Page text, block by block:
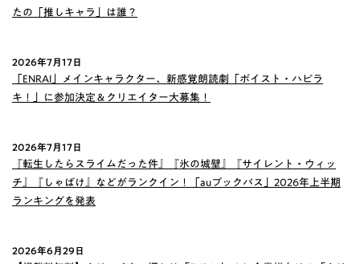
たの「推しキャラ」は誰？
2026年7月17日
「ENRAI」メインキャラクター、新感覚朗読劇「ボイスト・ハピラ
キ！」に参加決定＆クリエイター大募集！
2026年7月17日
『転生したらスライムだった件』『氷の城壁』『サイレント・ウィッ
チ』『しゃばけ』などがランクイン！「auブックパス」2026年上半期
ランキングを発表
2026年6月29日